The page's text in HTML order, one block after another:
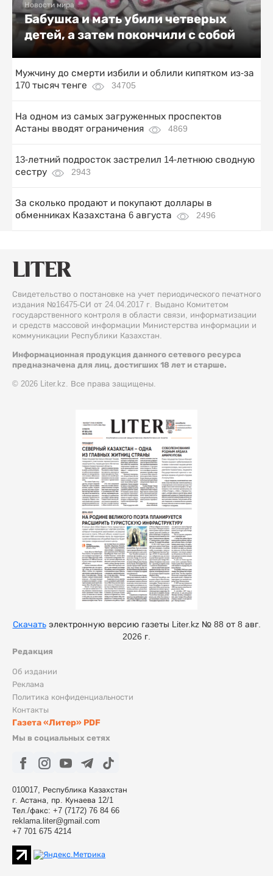
Новости мира
Бабушка и мать убили четверых
детей, а затем покончили с собой
Мужчину до смерти избили и облили кипятком из-за
170 тысяч тенге
34705
На одном из самых загруженных проспектов
Астаны вводят ограничения
4869
13-летний подросток застрелил 14-летнюю сводную
сестру
2943
За сколько продают и покупают доллары в
обменниках Казахстана 6 августа
2496
Свидетельство о постановке на учет периодического печатного
издания №16475-СИ от 24.04.2017 г. Выдано Комитетом
государственного контроля в области связи, информатизации
и средств массовой информации Министерства информации и
коммуникации Республики Казахстан.
Информационная продукция данного сетевого ресурса
предназначена для лиц, достигших 18 лет и старше.
© 2026 Liter.kz. Все права защищены.
Редакция
Об издании
Реклама
Политика конфиденциальности
Контакты
Газета «Литер» PDF
Мы в социальных сетях
010017, Республика Казахстан
г. Астана, пр. Кунаева 12/1
Тел./факс: +7 (7172) 76 84 66
reklama.liter@gmail.com
+7 701 675 4214
Скачатьэлектронную версию газеты Liter.kz № 88 от 8 авг.
2026 г.